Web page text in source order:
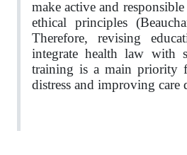
make active and
ethical principles
Therefore, revising
integrate health law with
training is a main priority
distress and improving care